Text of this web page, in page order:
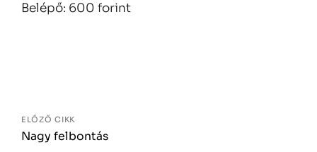
Belépő: 600 forint
ELŐZŐ CIKK
Nagy felbontás